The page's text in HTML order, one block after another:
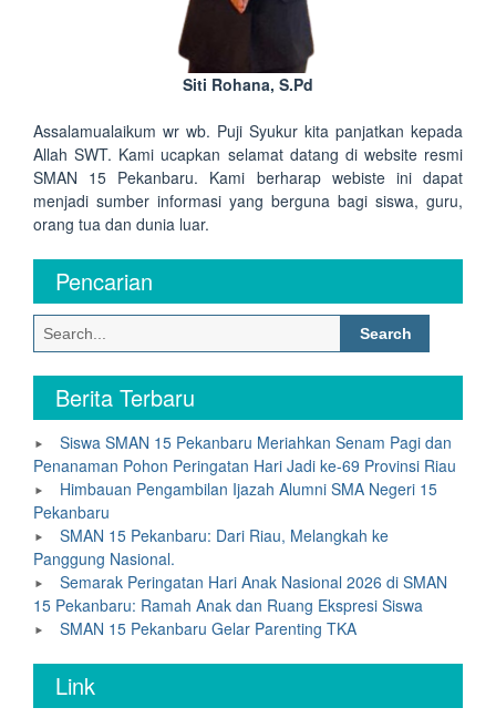
Siti Rohana, S.Pd
Assalamualaikum wr wb. Puji Syukur kita panjatkan kepada
Allah SWT. Kami ucapkan selamat datang di website resmi
SMAN 15 Pekanbaru. Kami berharap webiste ini dapat
menjadi sumber informasi yang berguna bagi siswa, guru,
orang tua dan dunia luar.
Pencarian
Search
for:
Berita Terbaru
Siswa SMAN 15 Pekanbaru Meriahkan Senam Pagi dan
Penanaman Pohon Peringatan Hari Jadi ke-69 Provinsi Riau
Himbauan Pengambilan Ijazah Alumni SMA Negeri 15
Pekanbaru
SMAN 15 Pekanbaru: Dari Riau, Melangkah ke
Panggung Nasional.
Semarak Peringatan Hari Anak Nasional 2026 di SMAN
15 Pekanbaru: Ramah Anak dan Ruang Ekspresi Siswa
SMAN 15 Pekanbaru Gelar Parenting TKA
Link